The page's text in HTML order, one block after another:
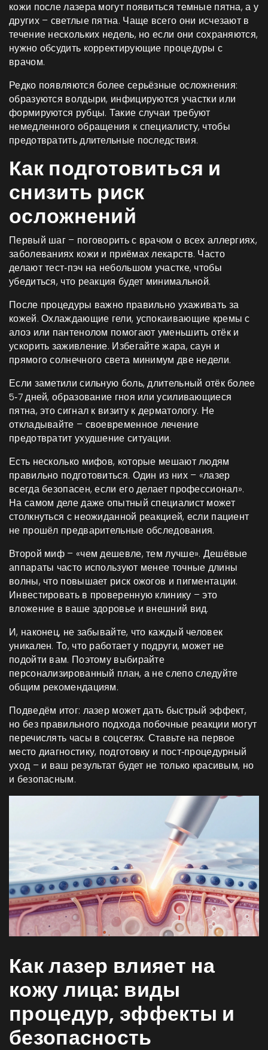
кожи после лазера могут появиться темные пятна, а у
других – светлые пятна. Чаще всего они исчезают в
течение нескольких недель, но если они сохраняются,
нужно обсудить корректирующие процедуры с
врачом.
Редко появляются более серьёзные осложнения:
образуются волдыри, инфицируются участки или
формируются рубцы. Такие случаи требуют
немедленного обращения к специалисту, чтобы
предотвратить длительные последствия.
Как подготовиться и
снизить риск
осложнений
Первый шаг – поговорить с врачом о всех аллергиях,
заболеваниях кожи и приёмах лекарств. Часто
делают тест‑пэч на небольшом участке, чтобы
убедиться, что реакция будет минимальной.
После процедуры важно правильно ухаживать за
кожей. Охлаждающие гели, успокаивающие кремы с
алоэ или пантенолом помогают уменьшить отёк и
ускорить заживление. Избегайте жара, саун и
прямого солнечного света минимум две недели.
Если заметили сильную боль, длительный отёк более
5‑7 дней, образование гноя или усиливающиеся
пятна, это сигнал к визиту к дерматологу. Не
откладывайте – своевременное лечение
предотвратит ухудшение ситуации.
Есть несколько мифов, которые мешают людям
правильно подготовиться. Один из них – «лазер
всегда безопасен, если его делает профессионал».
На самом деле даже опытный специалист может
столкнуться с неожиданной реакцией, если пациент
не прошёл предварительные обследования.
Второй миф – «чем дешевле, тем лучше». Дешёвые
аппараты часто используют менее точные длины
волны, что повышает риск ожогов и пигментации.
Инвестировать в проверенную клинику – это
вложение в ваше здоровье и внешний вид.
И, наконец, не забывайте, что каждый человек
уникален. То, что работает у подруги, может не
подойти вам. Поэтому выбирайте
персонализированный план, а не слепо следуйте
общим рекомендациям.
Подведём итог: лазер может дать быстрый эффект,
но без правильного подхода побочные реакции могут
перечислять часы в соцсетях. Ставьте на первое
место диагностику, подготовку и пост‑процедурный
уход – и ваш результат будет не только красивым, но
и безопасным.
Как лазер влияет на
кожу лица: виды
процедур, эффекты и
безопасность